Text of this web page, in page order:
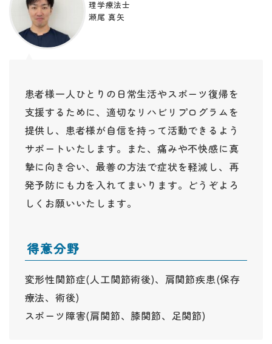
理学療法士
瀬尾 真矢
患者様一人ひとりの日常生活やスポーツ復帰を
支援するために、適切なリハビリプログラムを
提供し、患者様が自信を持って活動できるよう
サポートいたします。また、痛みや不快感に真
摯に向き合い、最善の方法で症状を軽減し、再
発予防にも力を入れてまいります。どうぞよろ
しくお願いいたします。
得意分野
変形性関節症(人工関節術後)、肩関節疾患(保存
療法、術後)
スポーツ障害(肩関節、膝関節、足関節)